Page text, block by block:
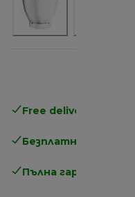
Free delivery in 1-3
Безплатно връщане
Пълна гаранция от